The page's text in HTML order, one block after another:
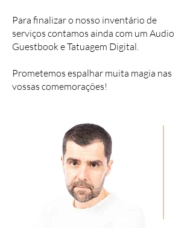
Para finalizar o nosso inventário de
serviços contamos ainda com um Audio
Guestbook e Tatuagem Digital.
Prometemos espalhar muita magia nas
vossas comemorações!